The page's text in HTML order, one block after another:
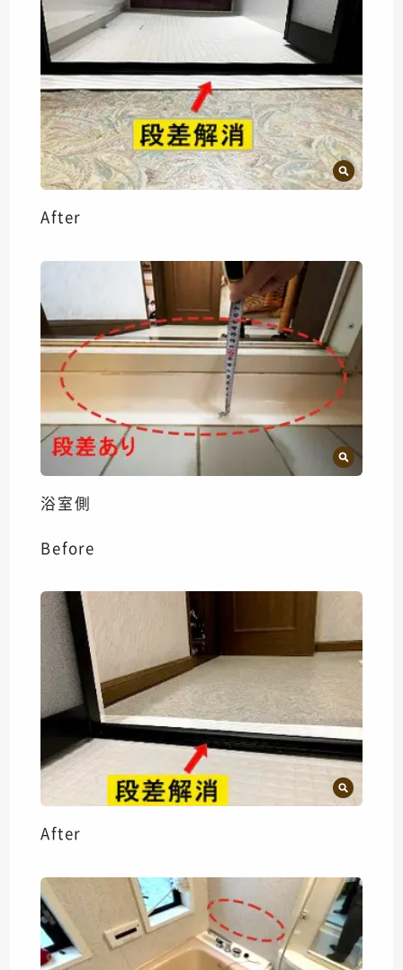
After
浴室側
Before
After